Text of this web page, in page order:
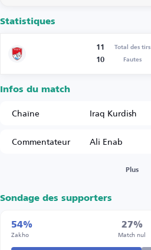
Statistiques
11 Total des tirs
10
Fautes
Infos du match
Chaîne
Iraq Kurdish
Commentateur
Ali Enab
Plus
Sondage des supporters
54%
Zakho
27%
Match nul